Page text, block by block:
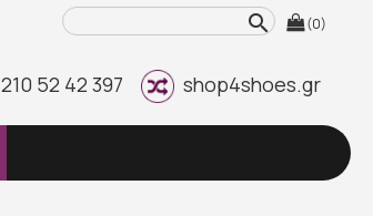
(0)
search
210 52 42 397 shop4shoes.gr